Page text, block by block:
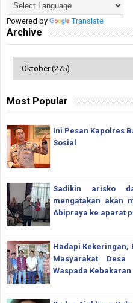
Powered by Translate
Archive
Most Popular
Ini Pesan Kapolres
Sosial
Sadikin arisko
mengatakan akan
Abipraya ke aparat
Hadapi Kekeringan,
Masyarakat
Waspada Kebakaran